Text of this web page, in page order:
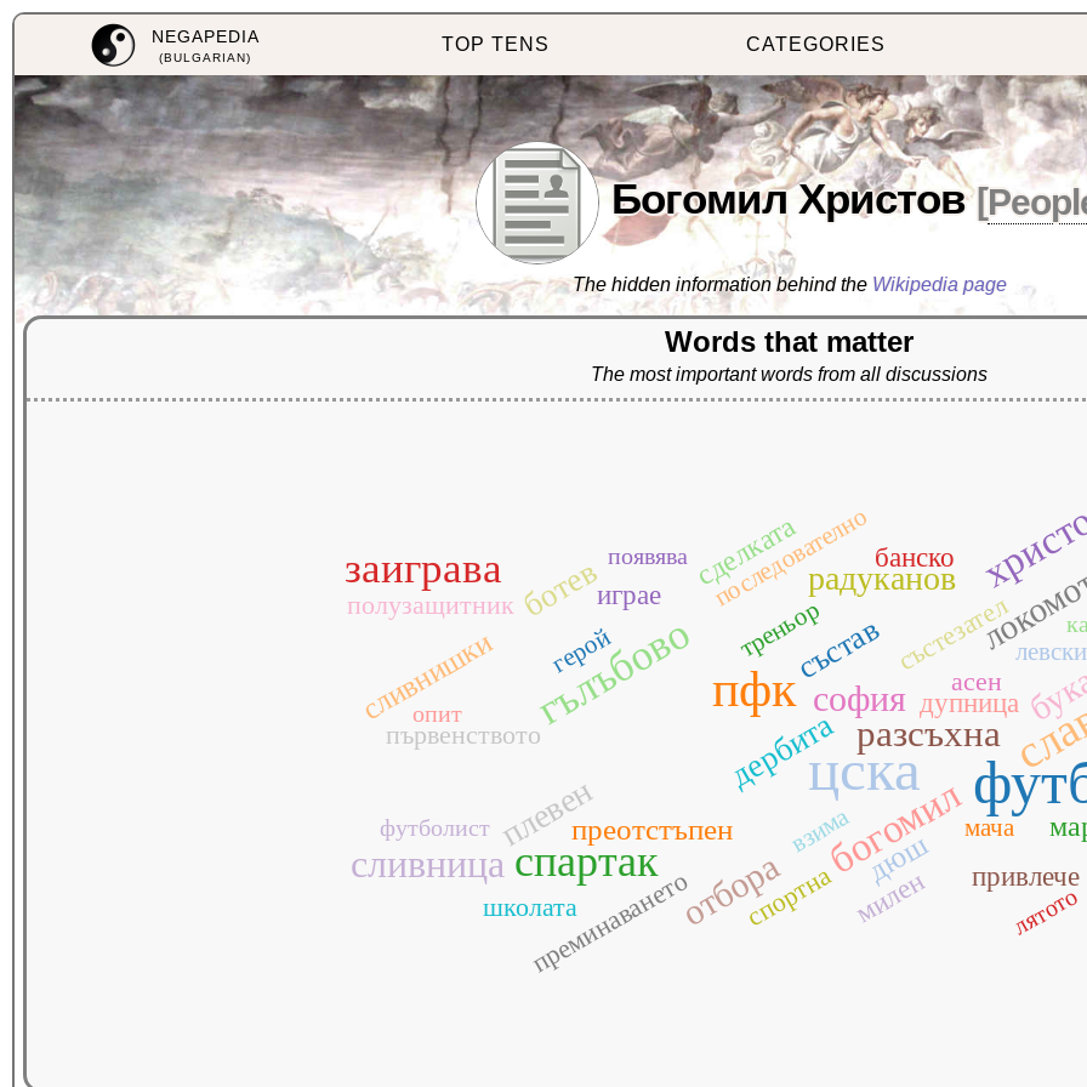
NEGAPEDIA
(BULGARIAN)
TOP TENS CATEGORIES
Богомил Христов [
The hidden information behind the Wikipedia page
Words that matter
The most important words from all discussions
цска
пфк
спартак
гълъбово
заиграва
богомил
сливница
разсъхна
отбора
софия
плевен
радуканов
ботев
дербита
състав
дюш
преотстъпен
сливнишки
сделката банско
дупница
играе
милен привлече
асен
полузащитник
преминаването
първенството
спортна
състезател
школата
взима
герой левски
мача
последователно
треньор
лятото
опит
появява
футболист